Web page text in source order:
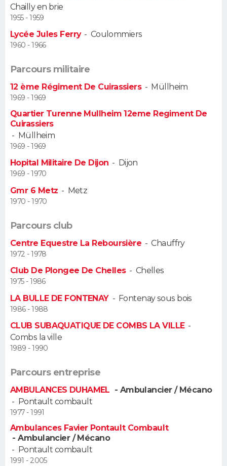
Alimentation
Guide de la santé
Maladies
Médicaments
Sommeil
Destinations
City break
Voyage nature
Voyage de noces
Forum
Climat
+
PHOTO
GUIDES D'ACHAT
BONS PLANS
CARTE DE VOEUX
Carte de Noël
Carte Bonne année
Carte Saint-Valentin
Carte Pâques
Carte d'anniversaire
Dictionnaire
Biographies
Citations
Expressions
Proverbes
PROGRAMME TV
COPAINS D'AVANT
Bricolage
Lifestyle
Culture
Sport
Auto
Television
Voyage
Cinema
Chailly en brie
1955 - 1959
Lycée Jules Ferry- Coulommiers
1960 - 1966
Parcours militaire
12 ème Régiment De Cuirassiers- Müllheim
1969 - 1969
Quartier Turenne Mullheim 12eme Regiment De
Cuirassiers
- Müllheim
1969 - 1969
Hopital Militaire De Dijon - Dijon
1969 - 1970
Gmr 6 Metz - Metz
1970 - 1970
Parcours club
Centre Equestre La Reboursière -Chauffry
1972 - 1978
Club De Plongee De Chelles- Chelles
1975 - 1986
LA BULLE DE FONTENAY- Fontenay sous bois
1986 - 1988
CLUB SUBAQUATIQUE DE COMBS LA VILLE-
Combs la ville
1989 - 1990
Parcours entreprise
AMBULANCES DUHAMEL - Ambulancier / Mécano
- Pontault combault
1977 - 1991
Ambulances Favier Pontault Combault
- Ambulancier / Mécano
- Pontault combault
1991 - 2005